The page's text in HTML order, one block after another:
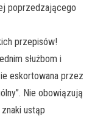
poprzedzającego
przepisów!
służbom i
eskortowana przez
Nie obowiązują
ustąp